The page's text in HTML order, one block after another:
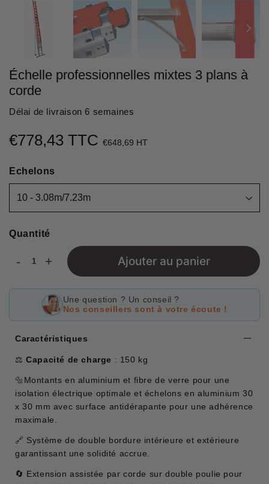
Échelle professionnelles mixtes 3 plans à
corde
Délai de livraison 6 semaines
€778,43 TTC €648,69 HT
price
Echelons
Quantité
- + Ajouter au panier
Une question ? Un conseil ?
Nos conseillers sont à votre écoute !
Caractéristiques
⚖️Capacité de charge : 150 kg
🔩Montants en aluminium et fibre de verre pour une
isolation électrique optimale et échelons en aluminium 30
x 30 mm avec surface antidérapante pour une adhérence
maximale.
🔗 Système de double bordure intérieure et extérieure
garantissant une solidité accrue.
🔄 Extension assistée par corde sur double poulie pour